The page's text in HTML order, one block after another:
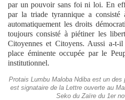
par un pouvoir sans foi ni loi. En
par la triade tyrannique a consisté
automatiquement les droits
toujours consisté à piétiner les
Citoyennes et Citoyens. Aussi a-t-
place éminente occupée par le
institutionnel.
Protais Lumbu Maloba Ndiba est un des
est signataire de la Lettre ouverte au
Seko du Zaïre du 1er